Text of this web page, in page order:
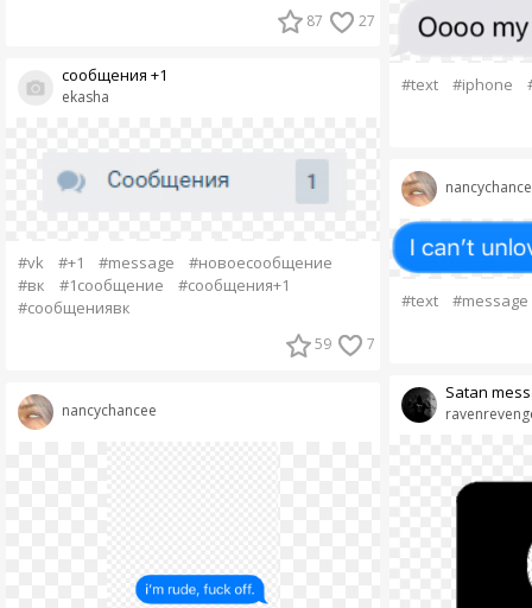
87 27
ekasha
сообщения +1
#vk #+1 #message
#новоесообщение
#вк
#1сообщение
#сообщения+1
#сообщениявк
59 7
nancychancee
#text #iphone
#text #message
Satan